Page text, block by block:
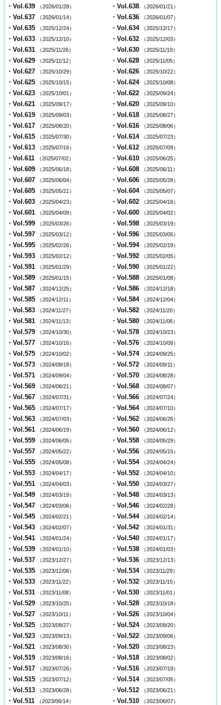
・Vol.639 （2026/01/28） ・Vol.638 （2026/01/21）
・Vol.637 （2026/01/14） ・Vol.636 （2026/01/07）
・Vol.635 （2025/12/24） ・Vol.634 （2025/12/17）
・Vol.633 （2025/12/10） ・Vol.632 （2025/12/03）
・Vol.631 （2025/11/26） ・Vol.630 （2025/11/19）
・Vol.629 （2025/11/12） ・Vol.628 （2025/11/05）
・Vol.627 （2025/10/29） ・Vol.626 （2025/10/22）
・Vol.625 （2025/10/15） ・Vol.624 （2025/10/08）
・Vol.623 （2025/10/01） ・Vol.622 （2025/09/24）
・Vol.621 （2025/09/17） ・Vol.620 （2025/09/10）
・Vol.619 （2025/09/03） ・Vol.618 （2025/08/27）
・Vol.617 （2025/08/20） ・Vol.616 （2025/08/06）
・Vol.615 （2025/07/30） ・Vol.614 （2025/07/23）
・Vol.613 （2025/07/16） ・Vol.612 （2025/07/09）
・Vol.611 （2025/07/02） ・Vol.610 （2025/06/25）
・Vol.609 （2025/06/18） ・Vol.608 （2025/06/11）
・Vol.607 （2025/06/04） ・Vol.606 （2025/05/28）
・Vol.605 （2025/05/21） ・Vol.604 （2025/05/07）
・Vol.603 （2025/04/23） ・Vol.602 （2025/04/16）
・Vol.601 （2025/04/09） ・Vol.600 （2025/04/02）
・Vol.599 （2025/03/26） ・Vol.598 （2025/03/19）
・Vol.597 （2025/03/12） ・Vol.596 （2025/03/05）
・Vol.595 （2025/02/26） ・Vol.594 （2025/02/19）
・Vol.593 （2025/02/12） ・Vol.592 （2025/02/05）
・Vol.591 （2025/01/29） ・Vol.590 （2025/01/22）
・Vol.589 （2025/01/15） ・Vol.588 （2025/01/08）
・Vol.587 （2024/12/25） ・Vol.586 （2024/12/18）
・Vol.585 （2024/12/11） ・Vol.584 （2024/12/04）
・Vol.583 （2024/11/27） ・Vol.582 （2024/11/20）
・Vol.581 （2024/11/13） ・Vol.580 （2024/11/06）
・Vol.579 （2024/10/30） ・Vol.578 （2024/10/23）
・Vol.577 （2024/10/16） ・Vol.576 （2024/10/09）
・Vol.575 （2024/10/02） ・Vol.574 （2024/09/25）
・Vol.573 （2024/09/18） ・Vol.572 （2024/09/11）
・Vol.571 （2024/09/04） ・Vol.570 （2024/08/28）
・Vol.569 （2024/08/21） ・Vol.568 （2024/08/07）
・Vol.567 （2024/07/31） ・Vol.566 （2024/07/24）
・Vol.565 （2024/07/17） ・Vol.564 （2024/07/10）
・Vol.563 （2024/07/03） ・Vol.562 （2024/06/26）
・Vol.561 （2024/06/19） ・Vol.560 （2024/06/12）
・Vol.559 （2024/06/05） ・Vol.558 （2024/05/29）
・Vol.557 （2024/05/22） ・Vol.556 （2024/05/15）
・Vol.555 （2024/05/08） ・Vol.554 （2024/04/24）
・Vol.553 （2024/04/17） ・Vol.552 （2024/04/10）
・Vol.551 （2024/04/03） ・Vol.550 （2024/03/27）
・Vol.549 （2024/03/19） ・Vol.548 （2024/03/13）
・Vol.547 （2024/03/06） ・Vol.546 （2024/02/28）
・Vol.545 （2024/02/21） ・Vol.544 （2024/02/14）
・Vol.543 （2024/02/07） ・Vol.542 （2024/01/31）
・Vol.541 （2024/01/24） ・Vol.540 （2024/01/17）
・Vol.539 （2024/01/10） ・Vol.538 （2024/01/03）
・Vol.537 （2023/12/27） ・Vol.536 （2023/12/13）
・Vol.535 （2023/12/06） ・Vol.534 （2023/11/29）
・Vol.533 （2023/11/22） ・Vol.532 （2023/11/15）
・Vol.531 （2023/11/08） ・Vol.530 （2023/11/01）
・Vol.529 （2023/10/25） ・Vol.528 （2023/10/18）
・Vol.527 （2023/10/11） ・Vol.526 （2023/10/04）
・Vol.525 （2023/09/27） ・Vol.524 （2023/09/20）
・Vol.523 （2023/09/13） ・Vol.522 （2023/09/06）
・Vol.521 （2023/08/30） ・Vol.520 （2023/08/23）
・Vol.519 （2023/08/16） ・Vol.518 （2023/08/02）
・Vol.517 （2023/07/26） ・Vol.516 （2023/07/19）
・Vol.515 （2023/07/12） ・Vol.514 （2023/07/05）
・Vol.513 （2023/06/28） ・Vol.512 （2023/06/21）
・Vol.511 （2023/06/14） ・Vol.510 （2023/06/07）